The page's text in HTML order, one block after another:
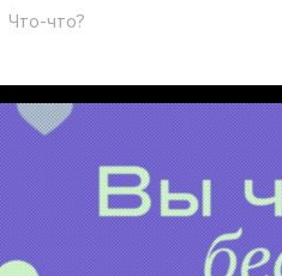
Что-что?